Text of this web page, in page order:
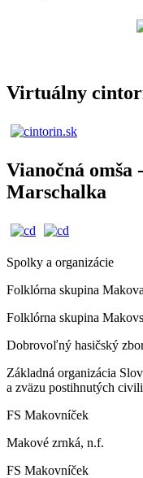
Virtuálny
Vianočná omša
Marschalka
Spolky a organizácie
Folklórna skupina
Folklórna skupina
Dobrovoľný hasičský
Základná organizácia
a zväzu postihnutých
FS Makovníček
Makové zrnká, n.f.
FS Makovníček